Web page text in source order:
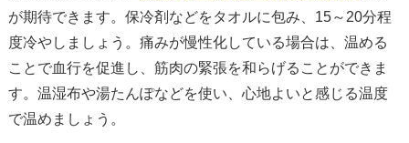
が期待できます。保冷剤などをタオルに包み、15～20分程
度冷やしましょう。痛みが慢性化している場合は、温める
ことで血行を促進し、筋肉の緊張を和らげることができま
す。温湿布や湯たんぽなどを使い、心地よいと感じる温度
で温めましょう。